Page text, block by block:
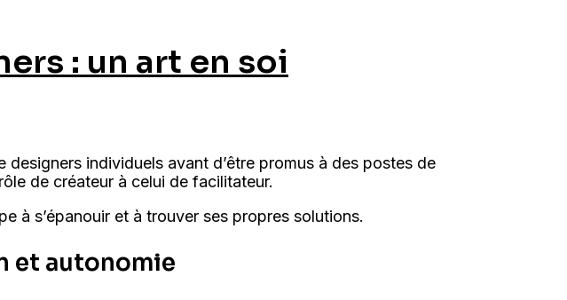
: un art en soi
individuels avant d’être promus à des postes de
de créateur à celui de facilitateur.
à s’épanouir et à trouver ses propres solutions.
et autonomie